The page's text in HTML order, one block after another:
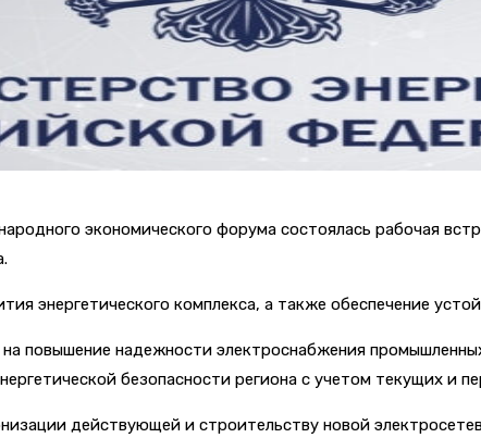
экономического форума состоялась рабочая
энергетического комплекса, а также обеспечение
повышение надежности электроснабжения
безопасности региона с учетом текущих и
действующей и строительству новой